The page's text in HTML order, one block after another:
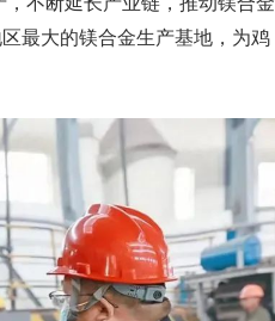
最大的镁合金生产基地，为鸡